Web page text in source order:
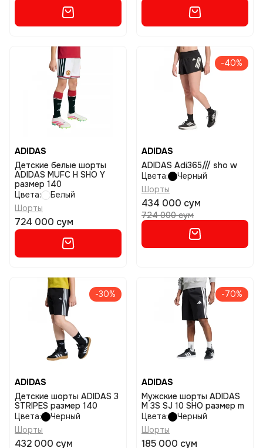
ADIDAS
Детские белые шорты
ADIDAS MUFC H SHO Y
размер 140
Цвета:
Белый
Шорты
724 000 сум
-40%
ADIDAS
ADIDAS Adi365/// sho w
Цвета:
Черный
Шорты
434 000 сум
724 000 сум
-30%
ADIDAS
Детские шорты ADIDAS 3
STRIPES размер 140
Цвета:
Черный
Шорты
432 000 сум
-70%
ADIDAS
Мужские шорты ADIDAS
M 3S SJ 10 SHO размер m
Цвета:
Черный
Шорты
185 000 сум